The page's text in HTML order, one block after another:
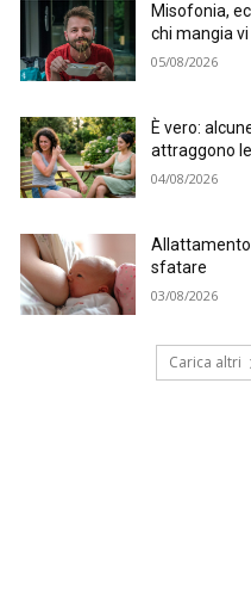
Misofonia,
chi mangia
05/08/2026
È vero:
attraggono
04/08/2026
sfatare
03/08/2026
Carica altri